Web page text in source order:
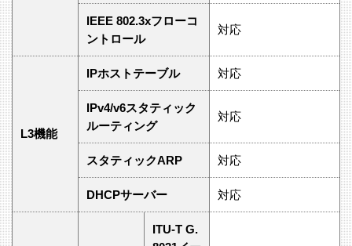
IEEE 802.3xフローコ
ントロール
対応
L3機能
IPホストテーブル 対応
IPv4/v6スタティック
ルーティング
対応
スタティックARP 対応
DHCPサーバー 対応
ITU-T G.